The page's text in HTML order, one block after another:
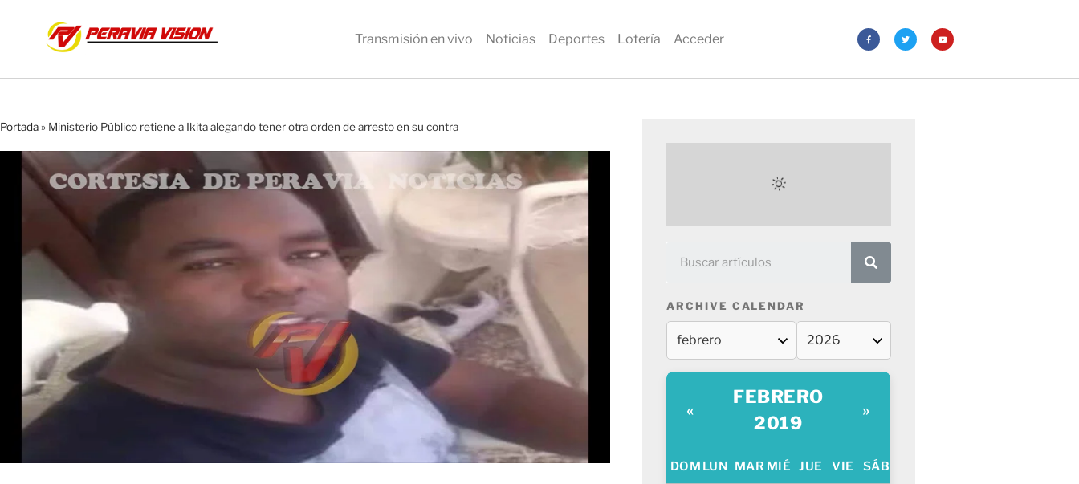
Transmisión en vivo Noticias Deportes Lotería Acceder
Portada» Ministerio Público retiene a Ikita alegando tener otra orden de arresto en su contra
ARCHIVE CALENDAR
«
FEBRERO
2019
»
DOM LUN MAR MIÉ JUE VIE SÁB